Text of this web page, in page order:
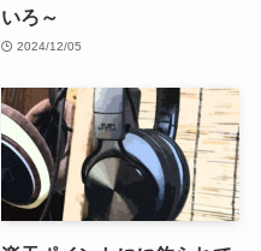
いろ～
2024/12/05